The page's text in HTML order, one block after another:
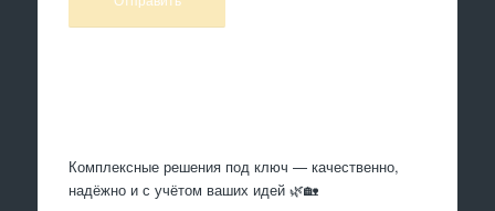
Комплексные решения под ключ — качественно,
надёжно и с учётом ваших идей 🌿🏡